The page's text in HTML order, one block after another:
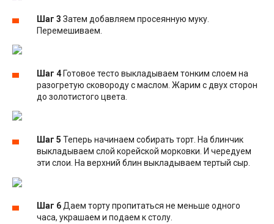
Шаг 3 Затем добавляем просеянную муку.
Перемешиваем.
Шаг 4 Готовое тесто выкладываем тонким слоем на
разогретую сковороду с маслом. Жарим с двух сторон
до золотистого цвета.
Шаг 5 Теперь начинаем собирать торт. На блинчик
выкладываем слой корейской морковки. И чередуем
эти слои. На верхний блин выкладываем тертый сыр.
Шаг 6Даем торту пропитаться не меньше одного
часа, украшаем и подаем к столу.